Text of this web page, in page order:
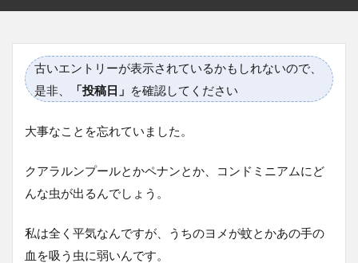
古いエントリーが表示されているかもしれないので、
是非、
「投稿日」 を確認してください
大事なことを忘れていました。
クアラルンプールとかペナンとか、コンドミニアムにど
んな虫が出るんでしょう。
私は全く平気なんですが、うちのヨメが蚊とかあの手の
血を吸う虫に弱いんです。